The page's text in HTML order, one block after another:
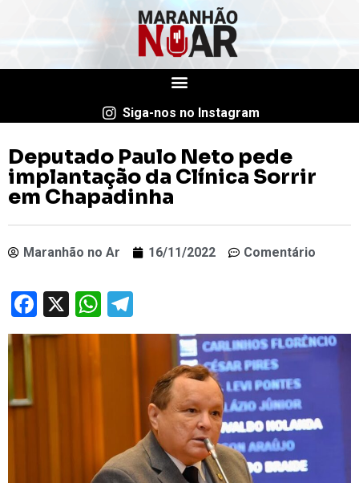
Siga-nos no Instagram
Deputado Paulo Neto pede
implantação da Clínica Sorrir
em Chapadinha
Maranhão no Ar 16/11/2022 Comentário
Facebook
X WhatsApp